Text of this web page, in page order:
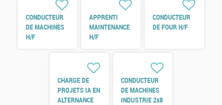
CONDUCTEUR
DE MACHINES
H/F
APPRENTI
MAINTENANCE
H/F
CONDUCTEUR
DE FOUR H/F
CHARGE DE
PROJETS IA EN
ALTERNANCE
CONDUCTEUR
DE MACHINES
INDUSTRIE 2x8